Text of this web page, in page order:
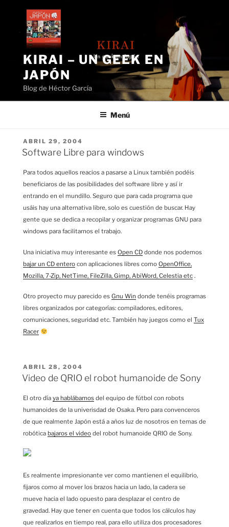
contenido
KIRAI – UN GEEK EN
JAPÓN
Blog de Héctor García
Menú
PUBLICADO
EL
ABRIL 29, 2004
Software Libre para windows
Para todos aquellos reacios a pasarse a Linux también podéis
beneficiaros de las posibilidades del software libre y así ir
entrando en el mundillo. Seguro que para cada programa que
usáis hay una alternativa libre, solo es cuestión de buscar. Hay
gente que se dedica a recopilar y organizar programas GNU para
windows para facilitarnos el trabajo.
Una iniciativa muy interesante es Open CD donde nos podemos
bajar un CD entero con aplicaciones libres como OpenOffice,
Mozilla, 7-Zip, NetTime, FileZilla, Gimp, AbiWord, Celestia etc .
Otro proyecto muy parecido es Gnu Win donde tenéis programas
libres organizados por categorías: compiladores, editores,
comunicaciones, seguridad etc. También hay juegos como el Tux
Racer
PUBLICADO
EL
ABRIL 28, 2004
Video de QRIO el robot humanoide de Sony
El otro día ya hablábamos del equipo de fútbol con robots
humanoides de la univerisdad de Osaka. Pero para convenceros
de que realmente Japón está a años luz de nosotros en temas de
robótica bajaros el video del robot humanoide QRIO de Sony.
Es realmente impresionante ver como mantienen el equilibrio,
fijaros como al mover los brazos hacia un lado, la cadera se
mueve hacia el lado opuesto para desplazar el centro de
gravedad. Hay que tener en cuenta que todos los cálculos hay
que realizarlos en tiempo real, para ello utiliza dos procesadores